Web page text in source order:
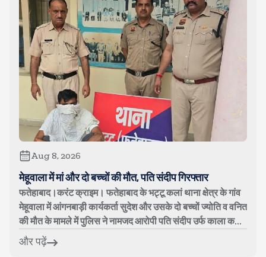
Aug 8, 2026
मेहूवाला में मां और दो बच्चों की मौत, पति संदीप गिरफ्तार
फतेहाबाद।करंट क्राइम। फतेहाबाद के भट्टू कलां थाना क्षेत्र के गांव
मेहूवाला में आंगनबाड़ी कार्यकर्ता सुदेश और उसके दो बच्चों ज्योति व वनित
की मौत के मामले में पुलिस ने नामजद आरोपी पति संदीप उर्फ काला क...
और पढ़ें